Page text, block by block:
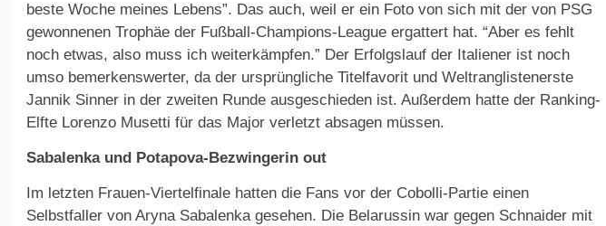
beste Woche meines Lebens”. Das auch, weil er ein Foto von sich mit der von PSG
gewonnenen Trophäe der Fußball-Champions-League ergattert hat. “Aber es fehlt
noch etwas, also muss ich weiterkämpfen.” Der Erfolgslauf der Italiener ist noch
umso bemerkenswerter, da der ursprüngliche Titelfavorit und Weltranglistenerste
Jannik Sinner in der zweiten Runde ausgeschieden ist. Außerdem hatte der Ranking-
Elfte Lorenzo Musetti für das Major verletzt absagen müssen.
Sabalenka und Potapova-Bezwingerin out
Im letzten Frauen-Viertelfinale hatten die Fans vor der Cobolli-Partie einen
Selbstfaller von Aryna Sabalenka gesehen. Die Belarussin war gegen Schnaider mit